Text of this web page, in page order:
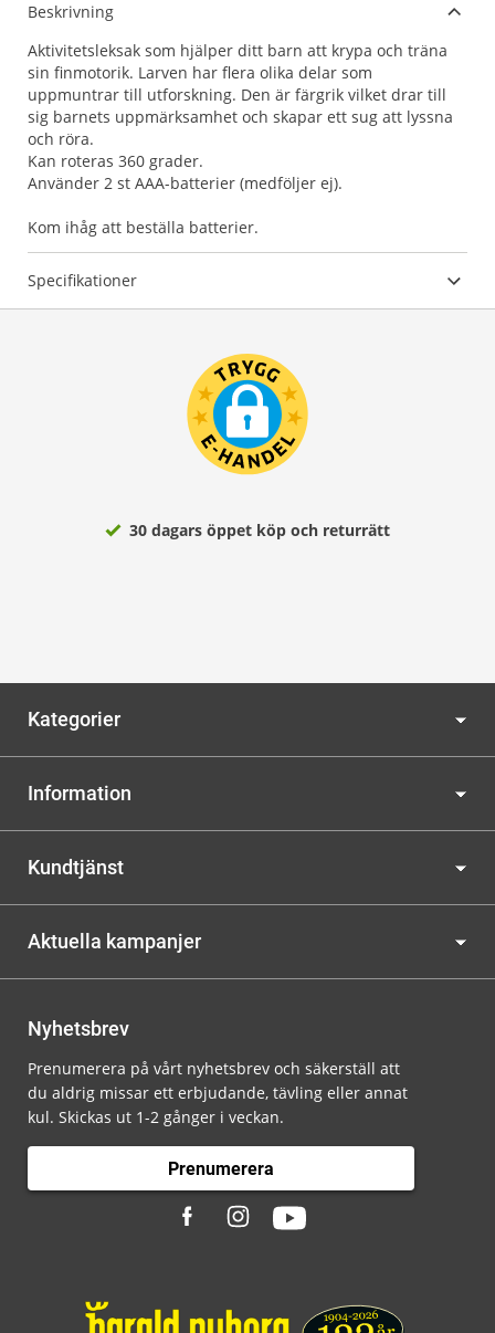
Beskrivning
Aktivitetsleksak som hjälper ditt barn att krypa och träna
sin finmotorik. Larven har flera olika delar som
uppmuntrar till utforskning. Den är färgrik vilket drar till
sig barnets uppmärksamhet och skapar ett sug att lyssna
och röra.
Kan roteras 360 grader.
Använder 2 st AAA-batterier (medföljer ej).
Kom ihåg att beställa batterier.
Specifikationer
30 dagars öppet köp och returrätt
Kategorier
Information
Kundtjänst
Aktuella kampanjer
Nyhetsbrev
Prenumerera på vårt nyhetsbrev och säkerställ att
du aldrig missar ett erbjudande, tävling eller annat
kul. Skickas ut 1-2 gånger i veckan.
Prenumerera